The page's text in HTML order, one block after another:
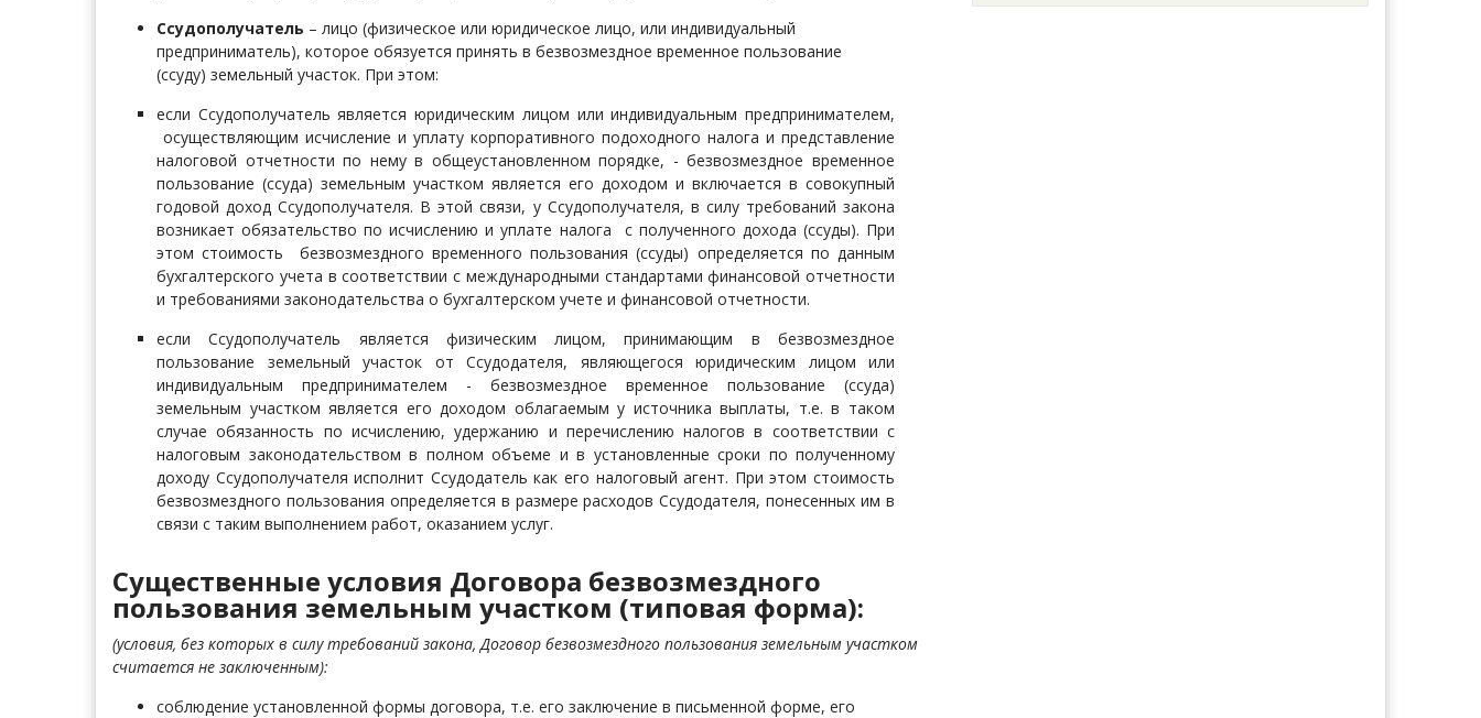
Ссудополучатель – лицо (физическое или юридическое лицо, или индивидуальный
предприниматель), которое обязуется принять в безвозмездное временное пользование
(ссуду) земельный участок. При этом:
если Ссудополучатель является юридическим лицом или индивидуальным предпринимателем,
осуществляющим исчисление и уплату корпоративного подоходного налога и представление
налоговой отчетности по нему в общеустановленном порядке, - безвозмездное временное
пользование (ссуда) земельным участком является его доходом и включается в совокупный
годовой доход Ссудополучателя. В этой связи, у Ссудополучателя, в силу требований закона
возникает обязательство по исчислению и уплате налога с полученного дохода (ссуды). При
этом стоимость безвозмездного временного пользования (ссуды) определяется по данным
бухгалтерского учета в соответствии с международными стандартами финансовой отчетности
и требованиями законодательства о бухгалтерском учете и финансовой отчетности.
если Ссудополучатель является физическим лицом, принимающим в безвозмездное
пользование земельный участок от Ссудодателя, являющегося юридическим лицом или
индивидуальным предпринимателем - безвозмездное временное пользование (ссуда)
земельным участком является его доходом облагаемым у источника выплаты, т.е. в таком
случае обязанность по исчислению, удержанию и перечислению налогов в соответствии с
налоговым законодательством в полном объеме и в установленные сроки по полученному
доходу Ссудополучателя исполнит Ссудодатель как его налоговый агент. При этом стоимость
безвозмездного пользования определяется в размере расходов Ссудодателя, понесенных им в
связи с таким выполнением работ, оказанием услуг.
Существенные условия Договора безвозмездного
пользования земельным участком (типовая форма):
(условия, без которых в силу требований закона, Договор безвозмездного пользования земельным участком
считается не заключенным):
соблюдение установленной формы договора, т.е. его заключение в письменной форме, его